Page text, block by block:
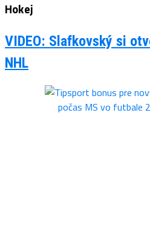
Hokej
VIDEO: Slafkovský si
NHL